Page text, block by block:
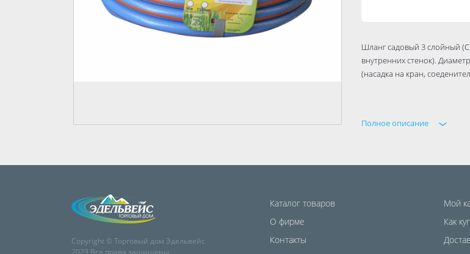
Шланг садовый 3 слойный
внутренних стенок).
(насадка на кран,
Полное описание
Copyright © Торговый дом Эдельвейс
2023 Все права защищены
Каталог товаров
О фирме
Контакты
Мой
Как